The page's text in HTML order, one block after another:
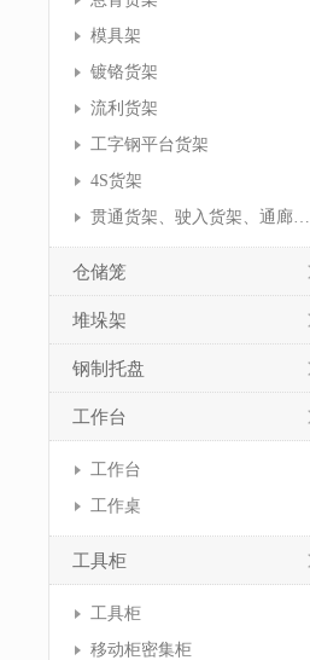
模具架
镀铬货架
流利货架
工字钢平台货架
4S货架
贯通货架、驶入货架、通廊货架
仓储笼
堆垛架
钢制托盘
工作台
工作台
工作桌
工具柜
工具柜
移动柜密集柜